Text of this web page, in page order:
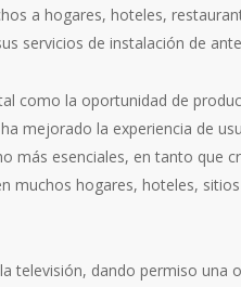
a hogares, hoteles,
servicios de instalación de
como la oportunidad de
mejorado la experiencia de
más esenciales, en tanto que
muchos hogares, hoteles,
televisión, dando permiso una